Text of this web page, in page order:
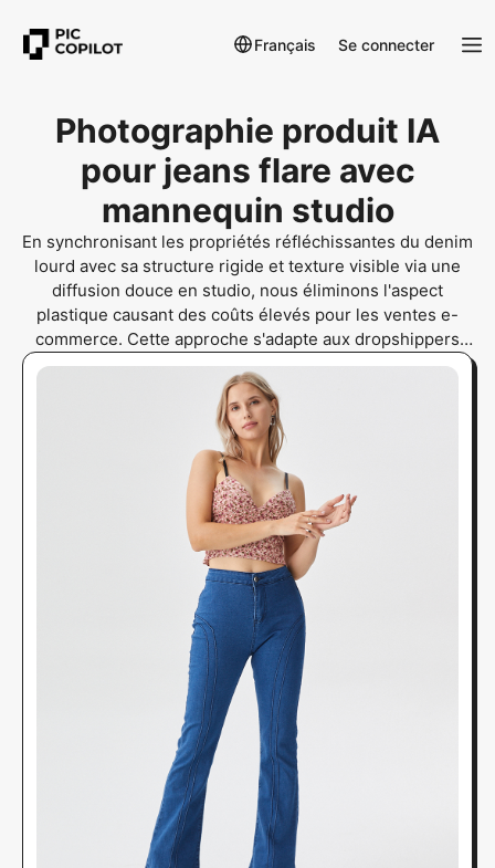
Français Se connecter
Photographie produit IA
pour jeans flare avec
mannequin studio
En synchronisant les propriétés réfléchissantes du denim
lourd avec sa structure rigide et texture visible via une
diffusion douce en studio, nous éliminons l'aspect
plastique causant des coûts élevés pour les ventes e-
commerce. Cette approche s'adapte aux dropshippers
grâce à la physique des matériaux alignée sur les
conditions de studio blanc minimaliste pour une
profondeur visuelle authentique.